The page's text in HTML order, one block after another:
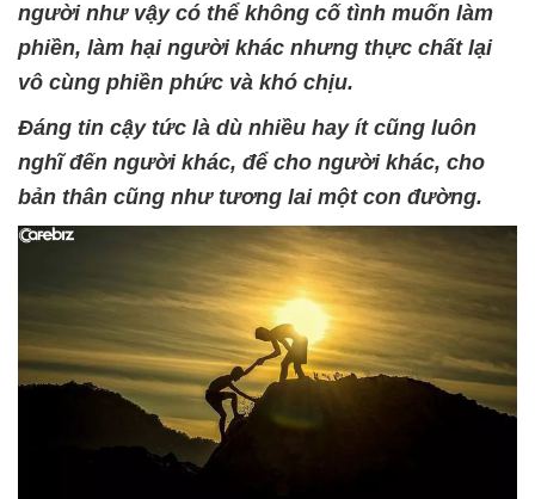
người như vậy có thể không cố tình muốn làm
phiền, làm hại người khác nhưng thực chất lại
vô cùng phiền phức và khó chịu.
Đáng tin cậy tức là dù nhiều hay ít cũng luôn
nghĩ đến người khác, để cho người khác, cho
bản thân cũng như tương lai một con đường.